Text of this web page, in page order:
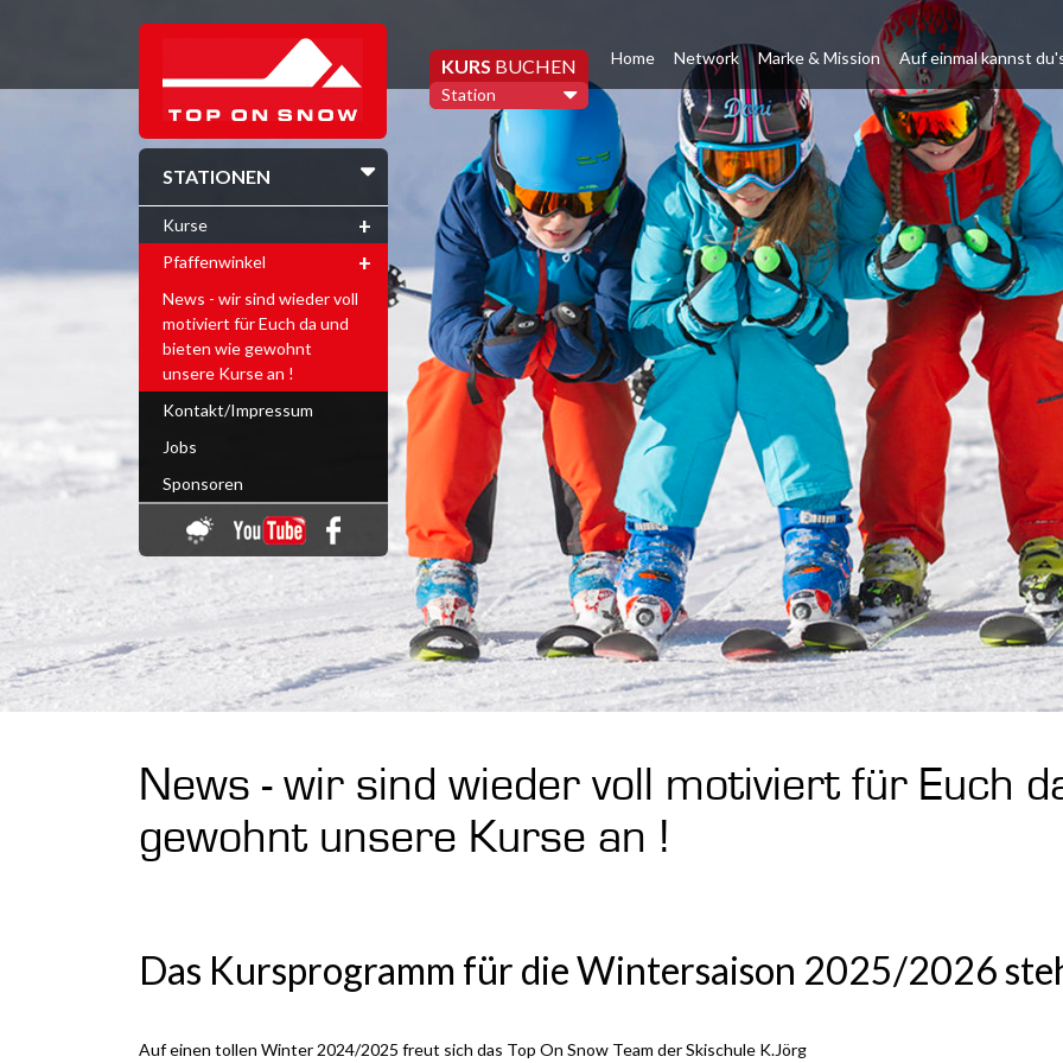
Home Network Marke & Mission Auf einmal kannst
KURS BUCHEN
Station
STATIONEN
Kurse
Pfaffenwinkel
News - wir sind wieder voll
motiviert für Euch da und
bieten wie gewohnt
unsere Kurse an !
Kontakt/Impressum
Jobs
Sponsoren
News - wir sind wieder voll motiviert für Euch
gewohnt unsere Kurse an !
Das Kursprogramm für die Wintersaison 2025/2026
Auf einen tollen Winter 2024/2025 freut sich das Top On Snow Team der Skischule K.Jörg